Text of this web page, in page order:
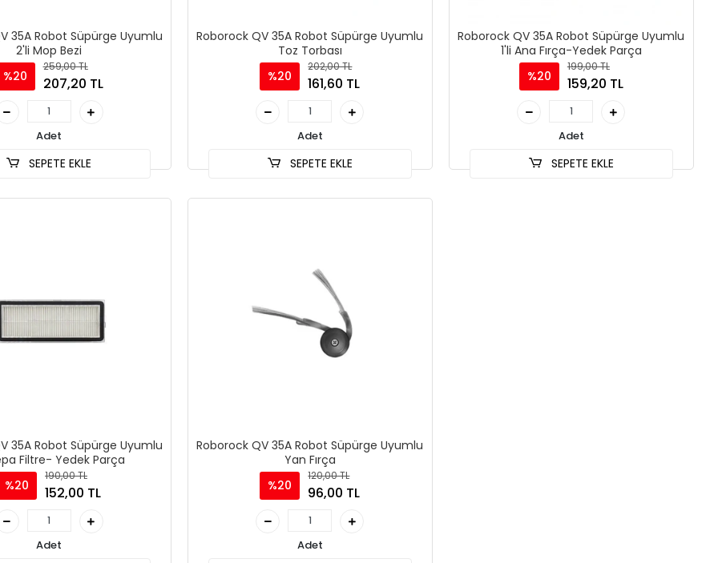
35A Robot Süpürge Uyumlu
2'li Mop Bezi
%20
259,00 TL
207,20 TL
Adet
SEPETE EKLE
Roborock QV 35A Robot Süpürge Uyumlu
Toz Torbası
%20
202,00 TL
161,60 TL
Adet
SEPETE EKLE
Roborock QV 35A Robot Süpürge Uyumlu
1'li Ana Fırça-Yedek Parça
%20
199,00 TL
159,20 TL
Adet
SEPETE EKLE
35A Robot Süpürge Uyumlu
Filtre- Yedek Parça
%20
190,00 TL
152,00 TL
Adet
Roborock QV 35A Robot Süpürge Uyumlu
Yan Fırça
%20
120,00 TL
96,00 TL
Adet